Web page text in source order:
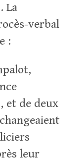
La
verbal
:
et de deux
leur